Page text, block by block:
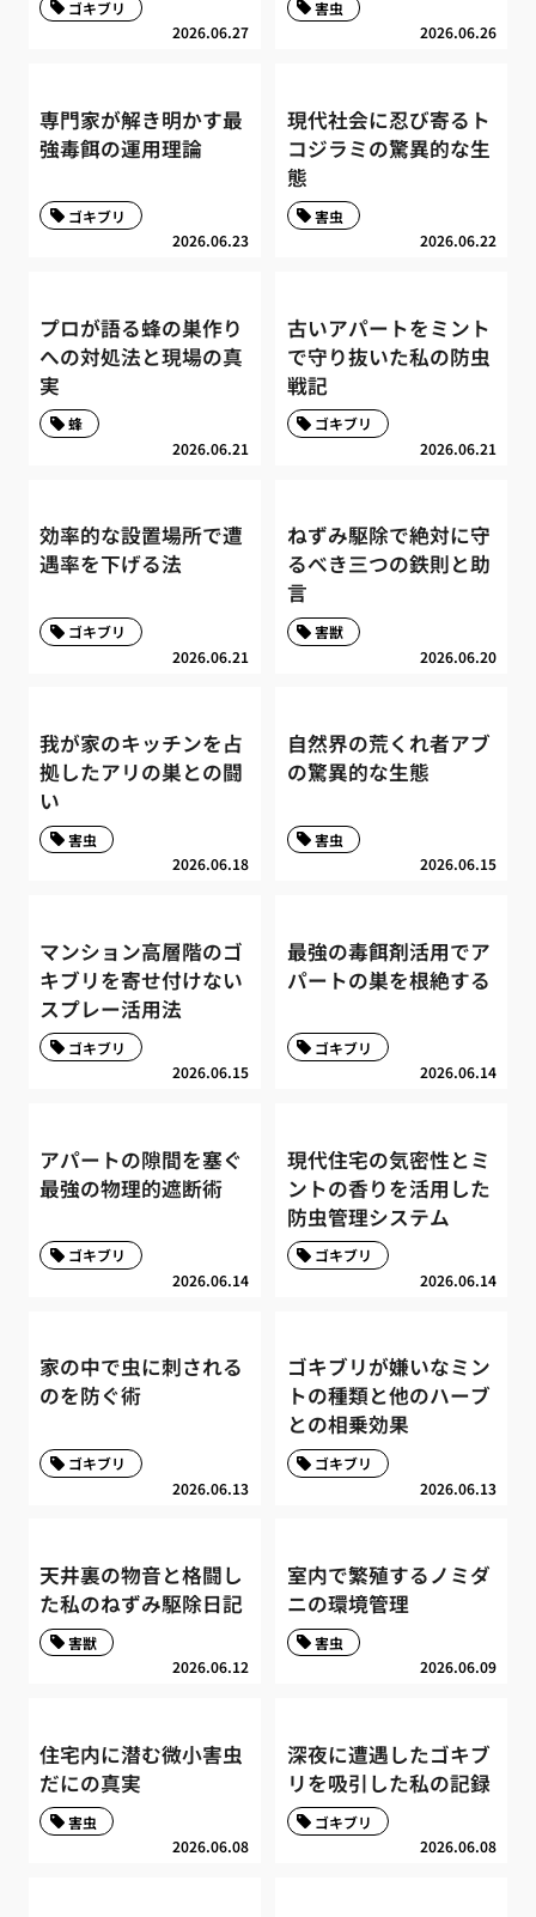
2026.06.27
ゴキブリ
2026.06.26
害虫
専門家が解き明かす最
強毒餌の運用理論
2026.06.23
ゴキブリ
現代社会に忍び寄るト
コジラミの驚異的な生
態
2026.06.22
害虫
プロが語る蜂の巣作り
への対処法と現場の真
実
2026.06.21
蜂
古いアパートをミント
で守り抜いた私の防虫
戦記
2026.06.21
ゴキブリ
効率的な設置場所で遭
遇率を下げる法
2026.06.21
ゴキブリ
ねずみ駆除で絶対に守
るべき三つの鉄則と助
言
2026.06.20
害獣
我が家のキッチンを占
拠したアリの巣との闘
い
2026.06.18
害虫
自然界の荒くれ者アブ
の驚異的な生態
2026.06.15
害虫
マンション高層階のゴ
キブリを寄せ付けない
スプレー活用法
2026.06.15
ゴキブリ
最強の毒餌剤活用でア
パートの巣を根絶する
2026.06.14
ゴキブリ
アパートの隙間を塞ぐ
最強の物理的遮断術
2026.06.14
ゴキブリ
現代住宅の気密性とミ
ントの香りを活用した
防虫管理システム
2026.06.14
ゴキブリ
家の中で虫に刺される
のを防ぐ術
2026.06.13
ゴキブリ
ゴキブリが嫌いなミン
トの種類と他のハーブ
との相乗効果
2026.06.13
ゴキブリ
天井裏の物音と格闘し
た私のねずみ駆除日記
2026.06.12
害獣
室内で繁殖するノミダ
ニの環境管理
2026.06.09
害虫
住宅内に潜む微小害虫
だにの真実
2026.06.08
害虫
深夜に遭遇したゴキブ
リを吸引した私の記録
2026.06.08
ゴキブリ